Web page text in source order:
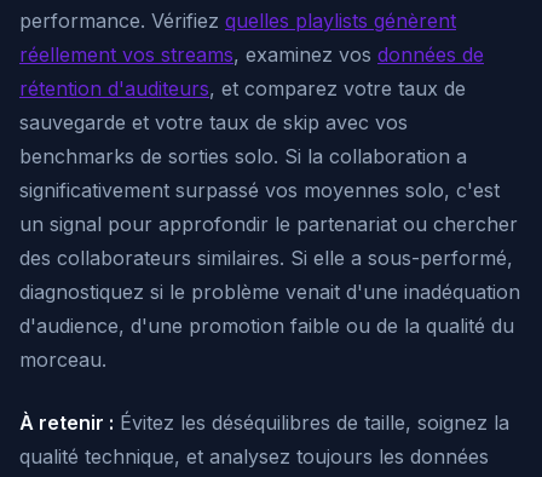
performance. Vérifiez quelles playlists génèrent
réellement vos streams, examinez vos données de
rétention d'auditeurs, et comparez votre taux de
sauvegarde et votre taux de skip avec vos
benchmarks de sorties solo. Si la collaboration a
significativement surpassé vos moyennes solo, c'est
un signal pour approfondir le partenariat ou chercher
des collaborateurs similaires. Si elle a sous-performé,
diagnostiquez si le problème venait d'une inadéquation
d'audience, d'une promotion faible ou de la qualité du
morceau.
À retenir : Évitez les déséquilibres de taille, soignez la
qualité technique, et analysez toujours les données